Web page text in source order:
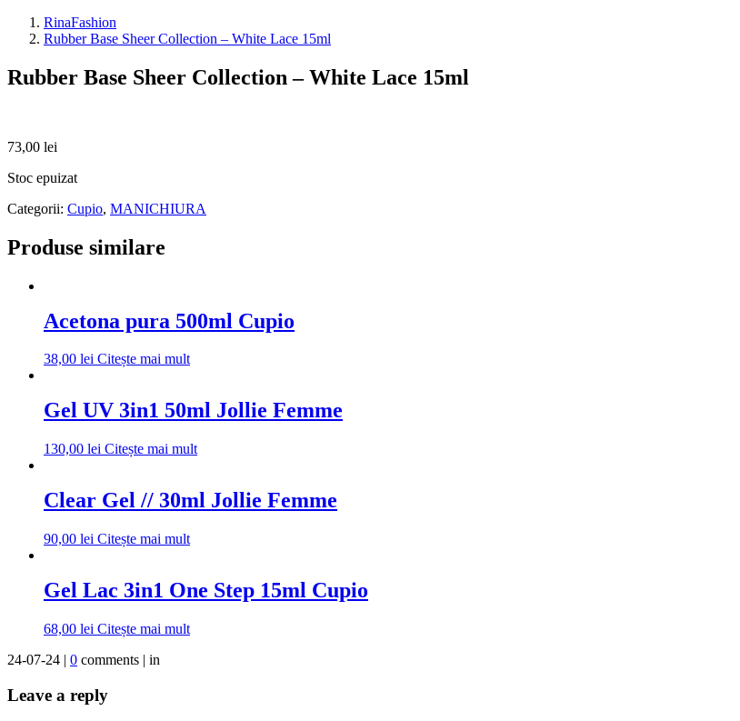
RinaFashion
Rubber Base Sheer Collection – White Lace 15ml
Rubber Base Sheer Collection – White Lace 15ml
73,00 lei
Stoc epuizat
Categorii: Cupio, MANICHIURA
Produse similare
Acetona pura 500ml Cupio
38,00 lei Citește mai mult
Gel UV 3in1 50ml Jollie Femme
130,00 lei Citește mai mult
Clear Gel // 30ml Jollie Femme
90,00 lei Citește mai mult
Gel Lac 3in1 One Step 15ml Cupio
68,00 lei Citește mai mult
24-07-24 | 0 comments | in
Leave a reply